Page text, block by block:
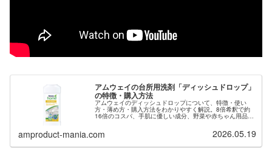
アムウェイの台所用洗剤「ディッシュドロップ」
の特徴・購入方法
アムウェイのディッシュドロップについて、特徴・使い
方・薄め方・購入方法をわかりやすく解説。8倍希釈で約
16倍のコスパ、手肌に優しい成分、野菜や赤ちゃん用品に
amproduct-mania.com 2026.05.19